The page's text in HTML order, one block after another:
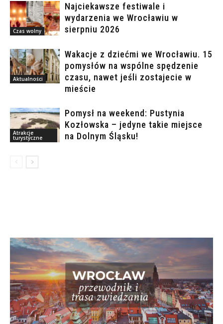
Czas wolny
Najciekawsze festiwale i
wydarzenia we Wrocławiu w
sierpniu 2026
Aktualności
Wakacje z dziećmi we Wrocławiu. 15
pomysłów na wspólne spędzenie
czasu, nawet jeśli zostajecie w
mieście
Atrakcje
turystyczne
Pomysł na weekend: Pustynia
Kozłowska – jedyne takie miejsce
na Dolnym Śląsku!